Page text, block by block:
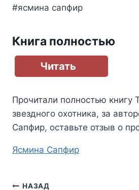
#ясмина сапфир
Книга полностью
Читать
Прочитали полностью книгу
звездного охотника, за
Сапфир, оставьте отзыв о
Метки
Ясмина Сапфир
НАЗАД